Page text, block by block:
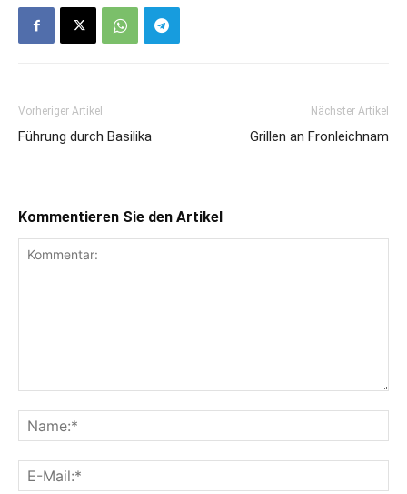
Vorheriger Artikel
Führung durch Basilika
Nächster Artikel
Grillen an Fronleichnam
Kommentieren Sie den Artikel